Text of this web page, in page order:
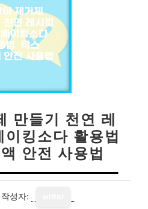
만들기 천연 레
킹소다 활용법
안전 사용법
작성자: